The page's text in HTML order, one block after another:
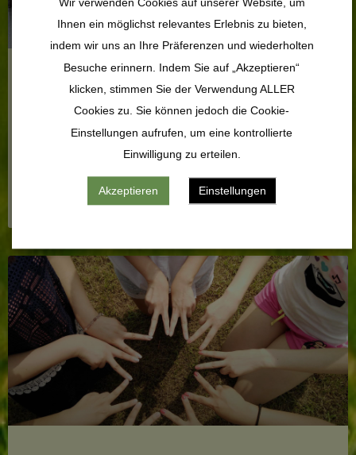
motor groups
In our Motorikgruppen come together a variety of
people, with the desire to have fun together and get
MORE INFORMATION
Ihnen ein möglichst relevantes Erlebnis zu bieten,
indem wir uns an Ihre Präferenzen und wiederholten
Besuche erinnern. Indem Sie auf „Akzeptieren“
klicken, stimmen Sie der Verwendung ALLER
Cookies zu. Sie können jedoch die Cookie-
Einstellungen aufrufen, um eine kontrollierte
Einwilligung zu erteilen.
Akzeptieren Einstellungen